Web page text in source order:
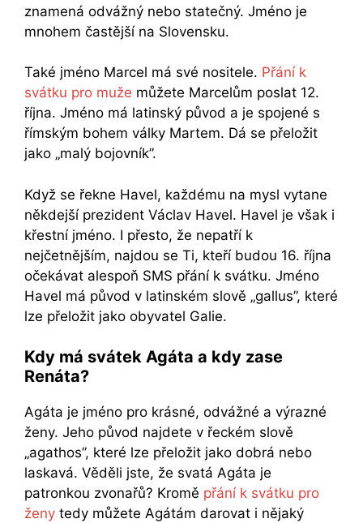
znamená odvážný nebo statečný. Jméno je
mnohem častější na Slovensku.
Také jméno Marcel má své nositele. Přání k
svátku pro muže můžete Marcelům poslat 12.
října. Jméno má latinský původ a je spojené s
římským bohem války Martem. Dá se přeložit
jako „malý bojovník”.
Když se řekne Havel, každému na mysl vytane
někdejší prezident Václav Havel. Havel je však i
křestní jméno. I přesto, že nepatří k
nejčetnějším, najdou se Ti, kteří budou 16. října
očekávat alespoň SMS přání k svátku. Jméno
Havel má původ v latinském slově „gallus”, které
lze přeložit jako obyvatel Galie.
Kdy má svátek Agáta a kdy zase
Renáta?
Agáta je jméno pro krásné, odvážné a výrazné
ženy. Jeho původ najdete v řeckém slově
„agathos”, které lze přeložit jako dobrá nebo
laskavá. Věděli jste, že svatá Agáta je
patronkou zvonařů? Kromě přání k svátku pro
ženy tedy můžete Agátám darovat i nějaký